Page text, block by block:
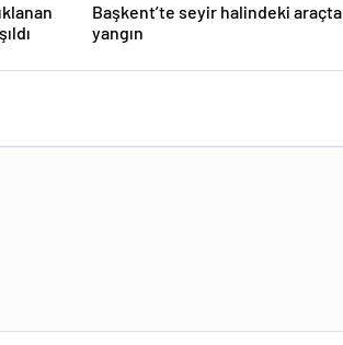
Başkent’te seyir halindeki araçta
yangın